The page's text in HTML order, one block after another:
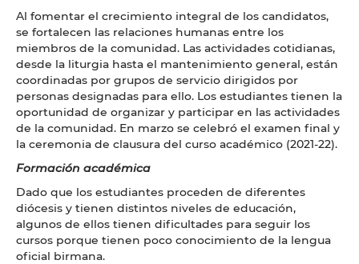
Al fomentar el crecimiento integral de los candidatos,
se fortalecen las relaciones humanas entre los
miembros de la comunidad. Las actividades cotidianas,
desde la liturgia hasta el mantenimiento general, están
coordinadas por grupos de servicio dirigidos por
personas designadas para ello. Los estudiantes tienen la
oportunidad de organizar y participar en las actividades
de la comunidad. En marzo se celebró el examen final y
la ceremonia de clausura del curso académico (2021-22).
Formación académica
Dado que los estudiantes proceden de diferentes
diócesis y tienen distintos niveles de educación,
algunos de ellos tienen dificultades para seguir los
cursos porque tienen poco conocimiento de la lengua
oficial birmana.